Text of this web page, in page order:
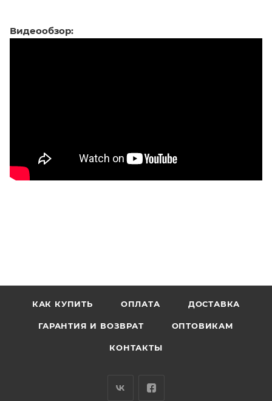
Видеообзор:
КАК КУПИТЬ ОПЛАТА ДОСТАВКА
ГАРАНТИЯ И ВОЗВРАТ ОПТОВИКАМ
КОНТАКТЫ